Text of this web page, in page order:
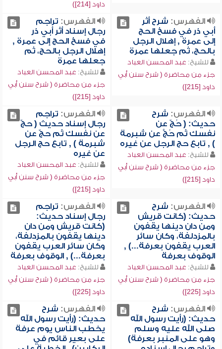
داود [214])
الفهرس: شرح أثر
أبي ذر في فسخ الحج
إلى عمرة , إهلال الرجل
بالحج، ثم جعلها عمرة
للشيخ: عبد المحسن العباد
جزء من محاضرة ( شرح سنن أبي
داود [215])
الفهرس: تراجم
رجال إسناد أثر أبي ذر
في فسخ الحج إلى عمرة ,
إهلال الرجل بالحج، ثم
جعلها عمرة
للشيخ: عبد المحسن العباد
جزء من محاضرة ( شرح سنن أبي
داود [215])
الفهرس: شرح
حديث: ( حُجّ عن
نفسك ثم حُجَّ عن شبرمة
) , تابع حج الرجل عن غيره
للشيخ: عبد المحسن العباد
جزء من محاضرة ( شرح سنن أبي
داود [215])
الفهرس: تراجم
رجال إسناد حديث ( حجّ
عن نفسك ثم حجّ عن
شبرمة ) , تابع حج الرجل
عن غيره
للشيخ: عبد المحسن العباد
جزء من محاضرة ( شرح سنن أبي
داود [215])
الفهرس: شرح
حديث: (كانت قريش
ومن دان دينها يقفون
بالمزدلفة، وكان سائر
العرب يقفون بعرفة...) ,
الوقوف بعرفة
للشيخ: عبد المحسن العباد
جزء من محاضرة ( شرح سنن أبي
داود [225])
الفهرس: تراجم
رجال إسناد حديث:
(كانت قريش ومن دان
دينها يقفون بالمزدلفة،
وكان سائر العرب يقفون
بعرفة...) , الوقوف بعرفة
للشيخ: عبد المحسن العباد
جزء من محاضرة ( شرح سنن أبي
داود [225])
الفهرس: شرح
حديث: (رأيت رسول الله
صلى الله عليه وسلم
وهو على المنبر بعرفة)
الفهرس: شرح
حديث: (رأيت رسول الله
يخطب الناس يوم عرفة
على بعير قائم في